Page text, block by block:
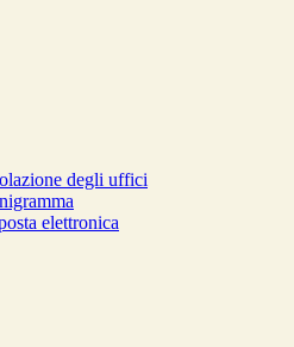
degli uffici
elettronica